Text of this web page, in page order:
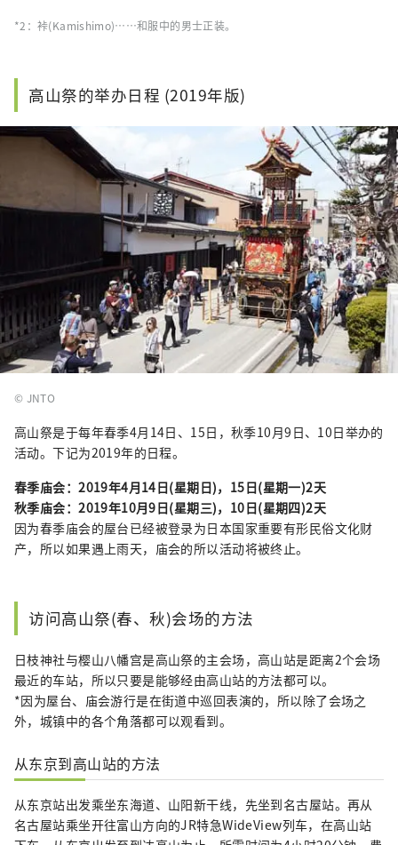
*2：裃(Kamishimo)……和服中的男士正装。
高山祭的举办日程 (2019年版)
© JNTO
高山祭是于每年春季4月14日、15日，秋季10月9日、10日举办的
活动。下记为2019年的日程。
春季庙会：2019年4月14日(星期日)，15日(星期一)2天
秋季庙会：2019年10月9日(星期三)，10日(星期四)2天
因为春季庙会的屋台已经被登录为日本国家重要有形民俗文化财
产，所以如果遇上雨天，庙会的所以活动将被终止。
访问高山祭(春、秋)会场的方法
日枝神社与樱山八幡宫是高山祭的主会场，高山站是距离2个会场
最近的车站，所以只要是能够经由高山站的方法都可以。
*因为屋台、庙会游行是在街道中巡回表演的，所以除了会场之
外，城镇中的各个角落都可以观看到。
从东京到高山站的方法
从东京站出发乘坐东海道、山阳新干线，先坐到名古屋站。再从
名古屋站乘坐开往富山方向的JR特急WideView列车，在高山站